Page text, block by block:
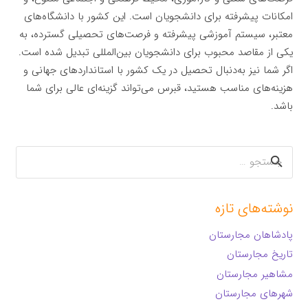
امکانات پیشرفته برای دانشجویان است. این کشور با دانشگاه‌های
معتبر، سیستم آموزشی پیشرفته و فرصت‌های تحصیلی گسترده، به
یکی از مقاصد محبوب برای دانشجویان بین‌المللی تبدیل شده است.
اگر شما نیز به‌دنبال تحصیل در یک کشور با استانداردهای جهانی و
هزینه‌های مناسب هستید، قبرس می‌تواند گزینه‌ای عالی برای شما
باشد.
جستجو
برای:
نوشته‌های تازه
پادشاهان مجارستان
تاریخ مجارستان
مشاهیر مجارستان
شهرهای مجارستان